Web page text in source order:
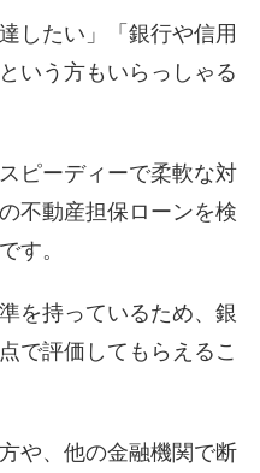
したい」「銀行や信用
いう方もいらっしゃる
ピーディーで柔軟な対
不動産担保ローンを検
す。
を持っているため、銀
で評価してもらえるこ
や、他の金融機関で断